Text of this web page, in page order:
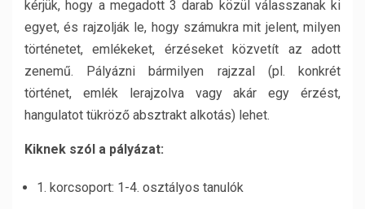
kérjük, hogy a megadott 3 darab közül válasszanak ki
egyet, és rajzolják le, hogy számukra mit jelent, milyen
történetet, emlékeket, érzéseket közvetít az adott
zenemű. Pályázni bármilyen rajzzal (pl. konkrét
történet, emlék lerajzolva vagy akár egy érzést,
hangulatot tükröző absztrakt alkotás) lehet.
Kiknek szól a pályázat:
1. korcsoport: 1-4. osztályos tanulók